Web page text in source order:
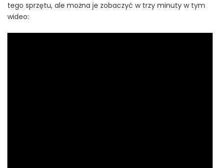
tego sprzętu, ale można je zobaczyć w trzy minuty w tym
wideo: